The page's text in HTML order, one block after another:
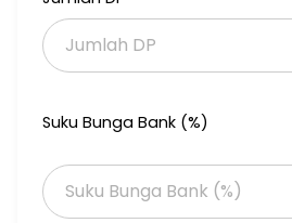
Suku Bunga Bank (%)